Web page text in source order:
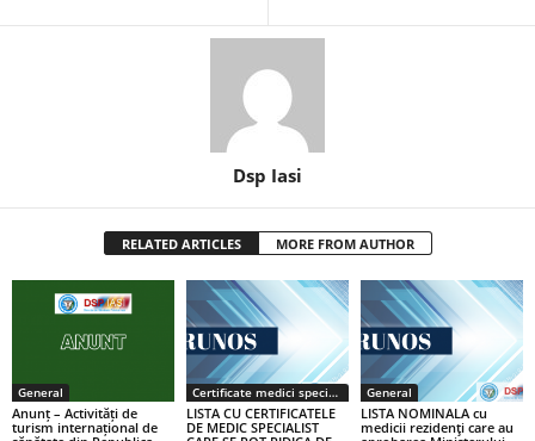
Dsp Iasi
RELATED ARTICLES MORE FROM AUTHOR
General
Anunț – Activități de
turism internațional de
Certificate medici specialiști / primari
LISTA CU CERTIFICATELE
DE MEDIC SPECIALIST
General
LISTA NOMINALA cu
medicii rezidenţi care au